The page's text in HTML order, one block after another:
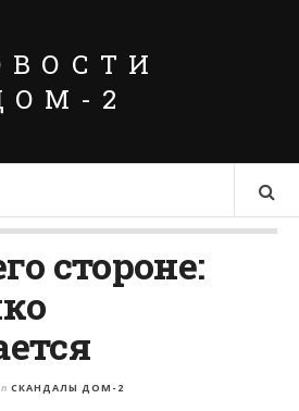
2
стороне:
СКАНДАЛЫ ДОМ-2